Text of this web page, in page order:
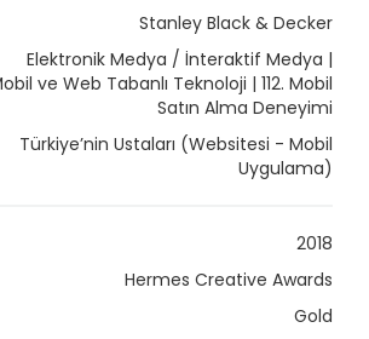
Stanley Black & Decker
Elektronik Medya / İnteraktif Medya |
ve Web Tabanlı Teknoloji | 112. Mobil
Satın Alma Deneyimi
Türkiye’nin Ustaları (Websitesi - Mobil
Uygulama)
2018
Hermes Creative Awards
Gold